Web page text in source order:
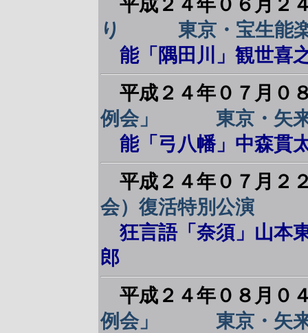
平成２４年０６月２
り 東京・宝生能
能「隅田川」観世
平成２４年０７月０
例会」 東京・矢来
能「弓八幡」中森
平成２４年０７月２
会）復活特別公演
狂言語「奈須」山
郎
平成２４年０８月０
例会」 東京・矢来